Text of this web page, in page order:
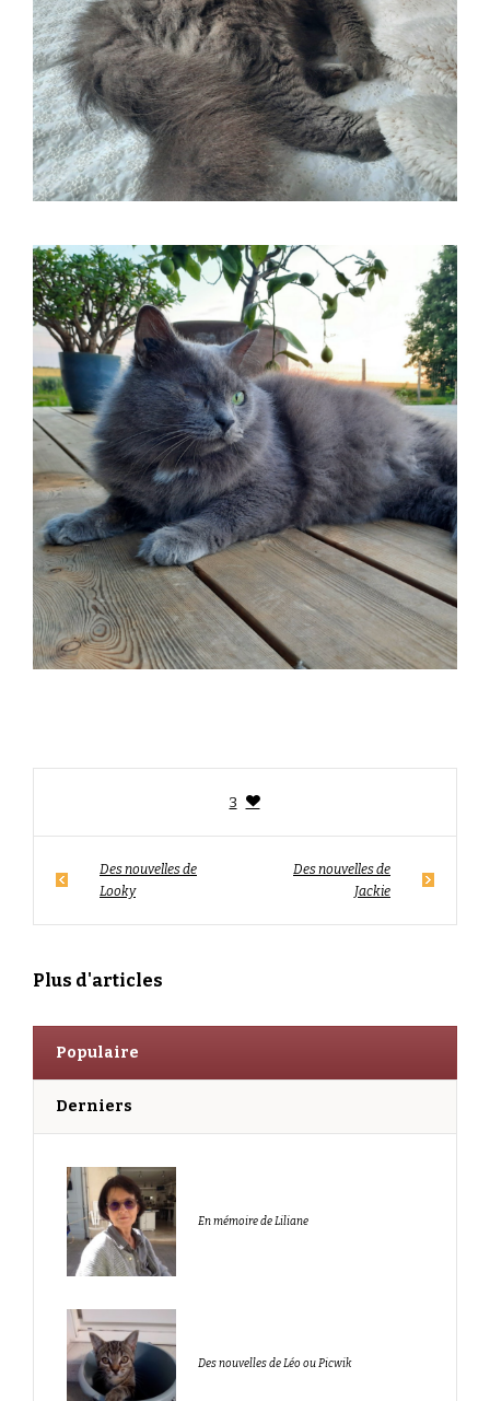
3
Des nouvelles de
Looky
Des nouvelles de
Jackie
Plus d'articles
Populaire
Derniers
En mémoire de Liliane
Des nouvelles de Léo ou Picwik